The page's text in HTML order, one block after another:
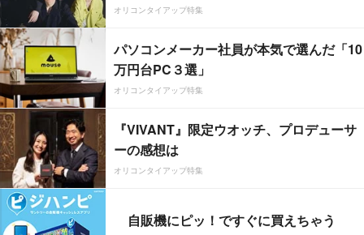
オリコンタイアップ特集
パソコンメーカー社員が本気で選んだ「10
万円台PC３選」
オリコンタイアップ特集
『VIVANT』限定ウオッチ、プロデューサ
ーの感想は
オリコンタイアップ特集
自販機にピッ！ですぐに買えちゃう